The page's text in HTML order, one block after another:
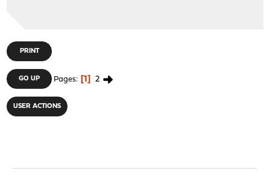
PRINT
GO UP Pages 1 2
USER ACTIONS